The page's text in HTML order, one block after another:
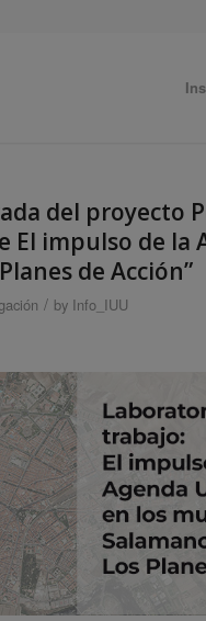
del proyecto
impulso de la
de Acción”
/ by Info_IUU